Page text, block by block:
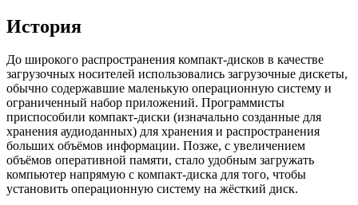
История
До широкого распространения компакт-дисков в качестве
загрузочных носителей использовались загрузочные дискеты,
обычно содержавшие маленькую операционную систему и
ограниченный набор приложений. Программисты
приспособили компакт-диски (изначально созданные для
хранения аудиоданных) для хранения и распространения
больших объёмов информации. Позже, с увеличением
объёмов оперативной памяти, стало удобным загружать
компьютер напрямую с компакт-диска для того, чтобы
установить операционную систему на жёсткий диск.